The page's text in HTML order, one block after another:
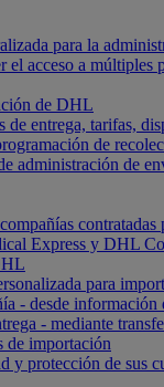
para la
el acceso a múltiples
de DHL
de entrega, tarifas,
de
administración de
contratadas
Express y DHL
para
- desde información
- mediante
de importación
y protección de sus